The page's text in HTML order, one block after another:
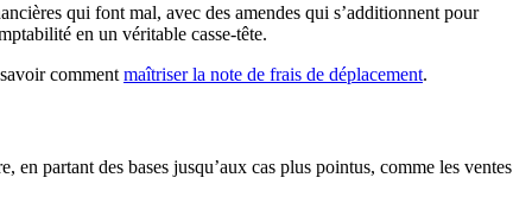
qui font mal, avec des amendes qui s’additionnent pour
en un véritable casse-tête.
comment maîtriser la note de frais de déplacement.
partant des bases jusqu’aux cas plus pointus, comme les ventes